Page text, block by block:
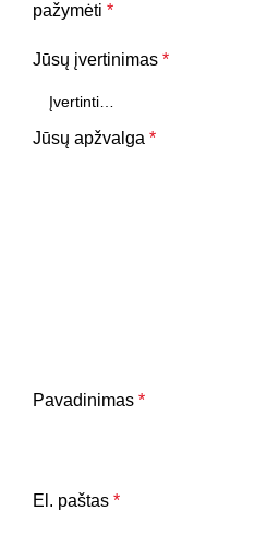
pažymėti *
Jūsų įvertinimas *
Jūsų apžvalga *
Pavadinimas *
El. paštas *